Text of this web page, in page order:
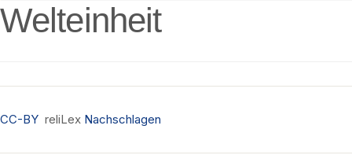
Welteinheit
CC-BY reliLex Nachschlagen